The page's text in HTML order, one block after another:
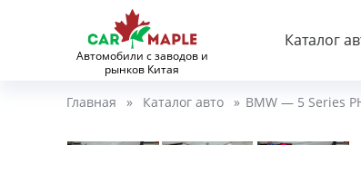
Автомобили с заводов и
рынков Китая
Каталог
Главная » Каталог авто » BMW — 5 Series